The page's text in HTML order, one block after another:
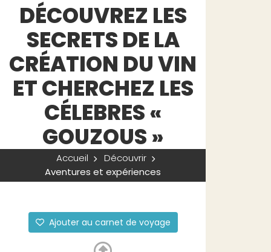
DÉCOUVREZ LES
SECRETS DE LA
CRÉATION DU VIN
ET CHERCHEZ LES
CÉLEBRES «
GOUZOUS »
Accueil
Découvrir
Aventures et expériences
Ajouter au carnet de voyage